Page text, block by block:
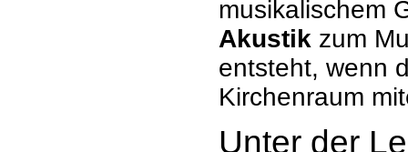
musikalischem
Akustik zum
entsteht, wenn
Kirchenraum
Unter der